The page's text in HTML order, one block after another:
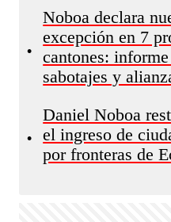
•
Noboa declara
excepción en 7
cantones:
sabotajes y
•
Daniel Noboa
el ingreso de
por fronteras de